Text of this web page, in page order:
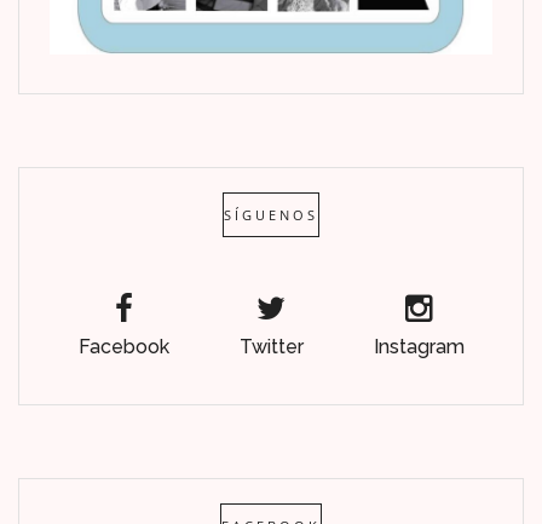
SÍGUENOS
Facebook Twitter Instagram